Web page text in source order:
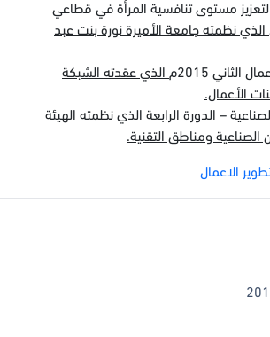
مستوى تنافسية المرأة في قطاعي
الذي نظمته جامعة الأميرة نورة بنت عبد
الثاني 2015م
الذي عقدته الشبكة
الأعمال.
– الدورة الرابعة الذي نظمته الهيئة
الصناعية ومناطق التقنية.
الاعمال